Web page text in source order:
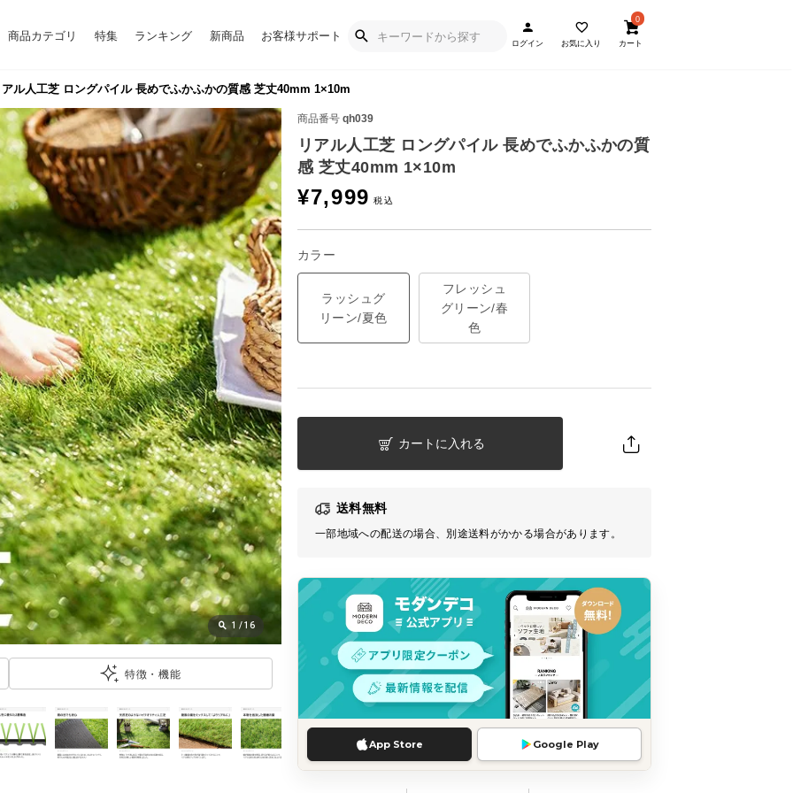
商品カテゴリ 特集 ランキング 新商品 お客様サポート
ログイン お気に入り
0
カート
ル人工芝 ロングパイル 長めでふかふかの質感 芝丈40mm 1×10m
商品番号 qh039
リアル人工芝 ロングパイル 長めでふかふかの質
感 芝丈40mm 1×10m
¥7,999
カラー
ラッシュグ
リーン/夏色
フレッシュ
グリーン/春
色
カートに入れる
送料無料
一部地域への配送の場合、別途送料がかかる場合があります。
App Store Google Play
1 /16
特徴・機能